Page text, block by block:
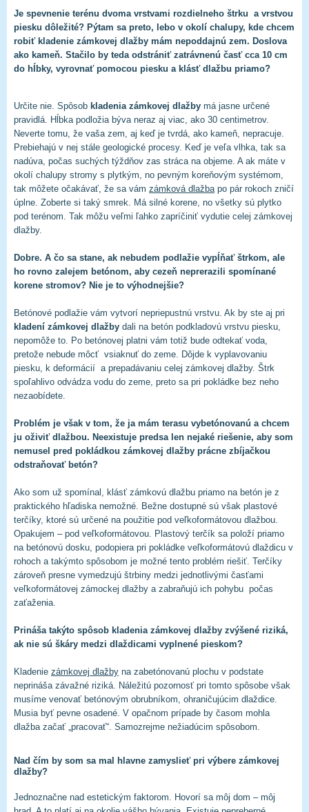
Je spevnenie terénu dvoma vrstvami rozdielneho štrku a vrstvou
piesku dôležité? Pýtam sa preto, lebo v okolí chalupy, kde chcem
robiť kladenie zámkovej dlažby mám nepoddajnú zem. Doslova
ako kameň. Stačilo by teda odstrániť zatrávnenú časť cca 10 cm
do hĺbky, vyrovnať pomocou piesku a klásť dlažbu priamo?
Určite nie. Spôsob kladenia zámkovej dlažby má jasne určené
pravidlá. Hĺbka podložia býva neraz aj viac, ako 30 centimetrov.
Neverte tomu, že vaša zem, aj keď je tvrdá, ako kameň, nepracuje.
Prebiehajú v nej stále geologické procesy. Keď je veľa vlhka, tak sa
nadúva, počas suchých týždňov zas stráca na objeme. A ak máte v
okolí chalupy stromy s plytkým, no pevným koreňovým systémom,
tak môžete očakávať, že sa vám zámková dlažbapo pár rokoch zničí
úplne. Zoberte si taký smrek. Má silné korene, no všetky sú plytko
pod terénom. Tak môžu veľmi ľahko zapríčiniť vydutie celej zámkovej
dlažby.
Dobre. A čo sa stane, ak nebudem podlažie vypĺňať štrkom, ale
ho rovno zalejem betónom, aby cezeň neprerazili spomínané
korene stromov? Nie je to výhodnejšie?
Betónové podlažie vám vytvorí nepriepustnú vrstvu. Ak by ste aj pri
kladení zámkovej dlažby dali na betón podkladovú vrstvu piesku,
nepomôže to. Po betónovej platni vám totiž bude odtekať voda,
pretože nebude môcť vsiaknuť do zeme. Dôjde k vyplavovaniu
piesku, k deformácií a prepadávaniu celej zámkovej dlažby. Štrk
spoľahlivo odvádza vodu do zeme, preto sa pri pokládke bez neho
nezaobídete.
Problém je však v tom, že ja mám terasu vybetónovanú a chcem
ju oživiť dlažbou. Neexistuje predsa len nejaké riešenie, aby som
nemusel pred pokládkou zámkovej dlažby prácne zbíjačkou
odstraňovať betón?
Ako som už spomínal, klásť zámkovú dlažbu priamo na betón je z
praktického hľadiska nemožné. Bežne dostupné sú však plastové
terčíky, ktoré sú určené na použitie pod veľkoformátovou dlažbou.
Opakujem – pod veľkoformátovou. Plastový terčík sa položí priamo
na betónovú dosku, podopiera pri pokládke veľkoformátovú dlaždicu v
rohoch a takýmto spôsobom je možné tento problém riešiť. Terčíky
zároveň presne vymedzujú štrbiny medzi jednotlivými časťami
veľkoformátovej zámockej dlažby a zabraňujú ich pohybu počas
zaťaženia.
Prináša takýto spôsob kladenia zámkovej dlažby zvýšené riziká,
ak nie sú škáry medzi dlaždicami vyplnené pieskom?
Kladenie zámkovej dlažby na zabetónovanú plochu v podstate
neprináša závažné riziká. Náležitú pozornosť pri tomto spôsobe však
musíme venovať betónovým obrubníkom, ohraničujúcim dlaždice.
Musia byť pevne osadené. V opačnom prípade by časom mohla
dlažba začať „pracovať“. Samozrejme nežiadúcim spôsobom.
Nad čím by som sa mal hlavne zamyslieť pri výbere zámkovej
dlažby?
Jednoznačne nad estetickým faktorom. Hovorí sa môj dom – môj